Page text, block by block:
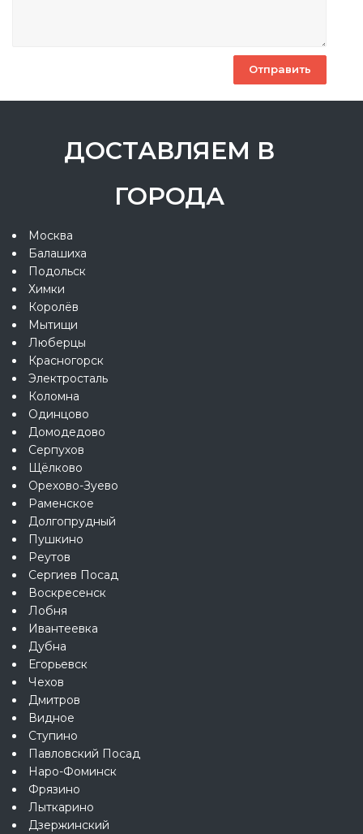
ДОСТАВЛЯЕМ В
ГОРОДА
Москва
Балашиха
Подольск
Химки
Королёв
Мытищи
Люберцы
Красногорск
Электросталь
Коломна
Одинцово
Домодедово
Серпухов
Щёлково
Орехово-Зуево
Раменское
Долгопрудный
Пушкино
Реутов
Сергиев Посад
Воскресенск
Лобня
Ивантеевка
Дубна
Егорьевск
Чехов
Дмитров
Видное
Ступино
Павловский Посад
Наро-Фоминск
Фрязино
Лыткарино
Дзержинский